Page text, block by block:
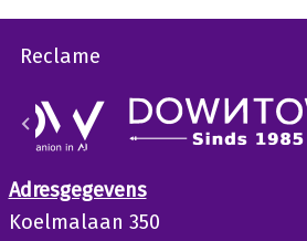
Reclame
Adresgegevens
Koelmalaan 350